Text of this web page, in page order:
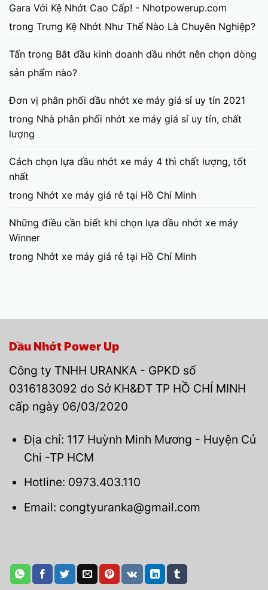
Gara Với Kệ Nhớt Cao Cấp! - Nhotpowerup.com
trong Trưng Kệ Nhớt Như Thế Nào Là Chuyên Nghiệp?
Tấn trong Bắt đầu kinh doanh dầu nhớt nên chọn dòng
sản phẩm nào?
Đơn vị phân phối dầu nhớt xe máy giá sỉ uy tín 2021
trong Nhà phân phối nhớt xe máy giá sỉ uy tín, chất
lượng
Cách chọn lựa dầu nhớt xe máy 4 thì chất lượng, tốt
nhất
trong Nhớt xe máy giá rẻ tại Hồ Chí Minh
Những điều cần biết khi chọn lựa dầu nhớt xe máy
Winner
trong Nhớt xe máy giá rẻ tại Hồ Chí Minh
Dầu Nhớt Power Up
Công ty TNHH URANKA - GPKD số
0316183092 do Sở KH&ĐT TP HỒ CHÍ MINH
cấp ngày 06/03/2020
Địa chỉ: 117 Huỳnh Minh Mương - Huyện Củ
Chi -TP HCM
Hotline: 0973.403.110
Email: congtyuranka@gmail.com